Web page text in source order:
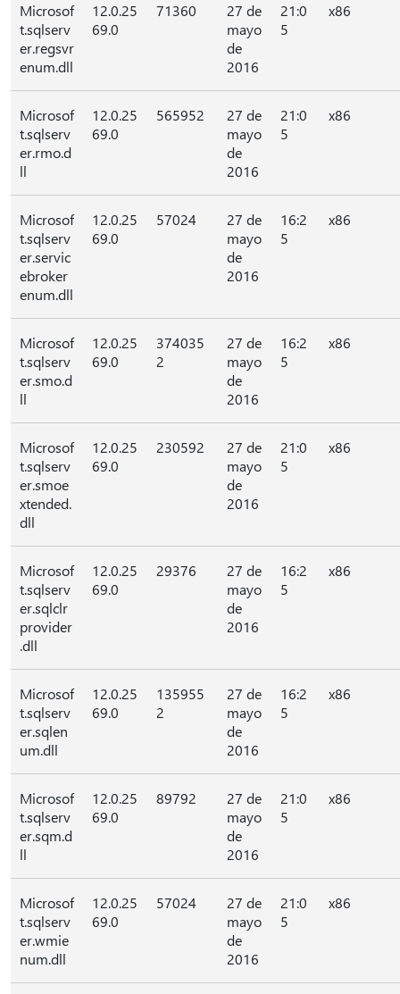
Microsof
t.sqlserv
er.regsvr
enum.dll
12.0.25
69.0
71360
27 de
mayo
de
2016
21:0
5
x86
Microsof
t.sqlserv
er.rmo.d
ll
12.0.25
69.0
565952
27 de
mayo
de
2016
21:0
5
x86
Microsof
t.sqlserv
er.servic
ebroker
enum.dll
12.0.25
69.0
57024
27 de
mayo
de
2016
16:2
5
x86
Microsof
t.sqlserv
er.smo.d
ll
12.0.25
69.0
374035
2
27 de
mayo
de
2016
16:2
5
x86
Microsof
t.sqlserv
er.smoe
xtended.
dll
12.0.25
69.0
230592
27 de
mayo
de
2016
21:0
5
x86
Microsof
t.sqlserv
er.sqlclr
provider
.dll
12.0.25
69.0
29376
27 de
mayo
de
2016
16:2
5
x86
Microsof
t.sqlserv
er.sqlen
um.dll
12.0.25
69.0
135955
2
27 de
mayo
de
2016
16:2
5
x86
Microsof
t.sqlserv
er.sqm.d
ll
12.0.25
69.0
89792
27 de
mayo
de
2016
21:0
5
x86
Microsof
t.sqlserv
er.wmie
num.dll
12.0.25
69.0
57024
27 de
mayo
de
2016
21:0
5
x86